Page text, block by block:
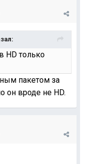
HD только
пакетом за
он вроде не HD.